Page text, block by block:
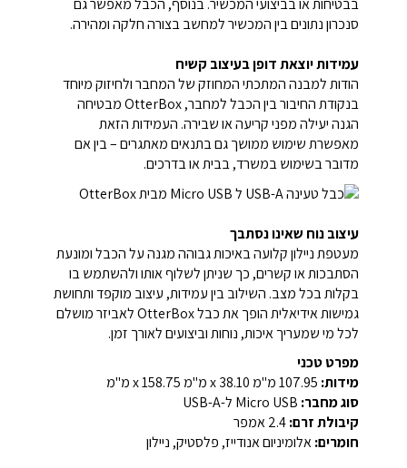
בבטיחות או בביצועי המכשיר. בנוסף, הכבל מאפשר גם
סנכרון נתונים בין המכשיר למחשב בצורה חלקה ומהירה.
עמידות יוצאת דופן בעיצוב קשיח
הודות למבנה המתכתי המחוזק של המחבר ולחיזוק מיוחד
בנקודת החיבור בין הכבל למחבר, OtterBox מבטיחה
הגנה יעילה מפני קריעה או שבירה. העמידות הזאת
מאפשרת שימוש ממושך גם בתנאים מאתגרים – בין אם
מדובר בשימוש במשרד, בבית או בדרכים.
עיצוב נוח שאינו נסתבך
מעטפת ניילון קלועה באיכות גבוהה מגנה על הכבל ומונעת
הסתבכות או קשרים, כך שניתן לשלוף אותו ולהשתמש בו
בקלות בכל מצב. השילוב בין עמידות, עיצוב מוקפד ותחושת
גמישות אידיאלית הופך את כבל OtterBox לאביזר מושלם
לכל מי שמעריך איכות, נוחות וביצועים לאורך זמן.
מפרט טכני
מידות: 107.95 מ"מ x 38.10 מ"מ x 158.75 מ"מ
סוג מחבר:
קיבולת זרם:
חומרים:אלומיניום אנודייז, פלסטיק, ניילון